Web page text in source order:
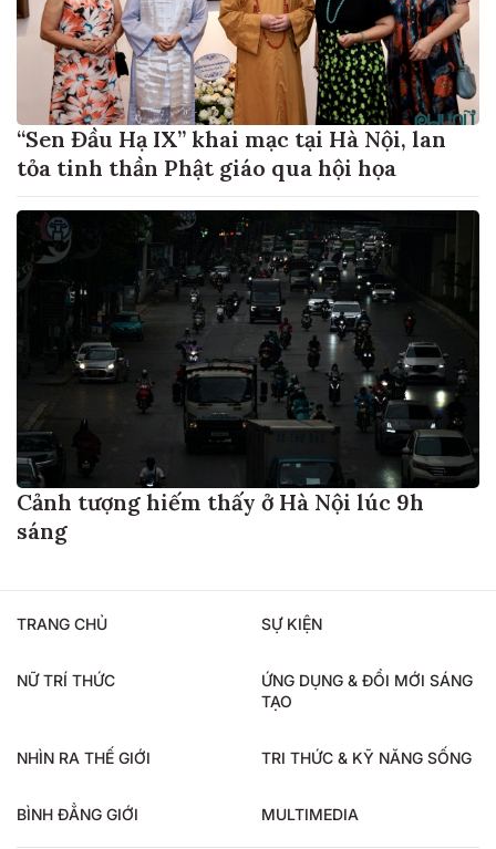
“Sen Đầu Hạ IX” khai mạc tại Hà Nội, lan
tỏa tinh thần Phật giáo qua hội họa
Cảnh tượng hiếm thấy ở Hà Nội lúc 9h
sáng
TRANG CHỦ SỰ KIỆN
NỮ TRÍ THỨC
ỨNG DỤNG & ĐỔI MỚI SÁNG
TẠO
NHÌN RA THẾ GIỚI TRI THỨC & KỸ NĂNG SỐNG
BÌNH ĐẲNG GIỚI MULTIMEDIA